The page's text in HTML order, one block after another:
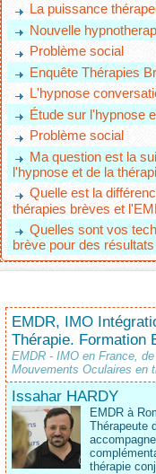
La puissance
Nouvelle
Problème social
Enquête Thérapies
L'hypnose
Étude sur l'hypnose
Problème social
Ma question est la
l'hypnose et de la
Quelle est la
thérapies brèves et
Quelles sont vos
brève pour des
EMDR, IMO
Thérapie. Formation
EMDR - IMO en France,
Mouvements Oculaires en
Issahar HARDY
EMDR à
Thérapeute
thérapie